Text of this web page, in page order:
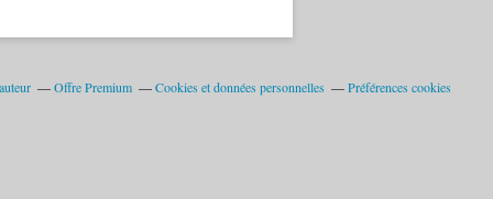
Offre Premium Cookies et données personnelles Préférences cookies